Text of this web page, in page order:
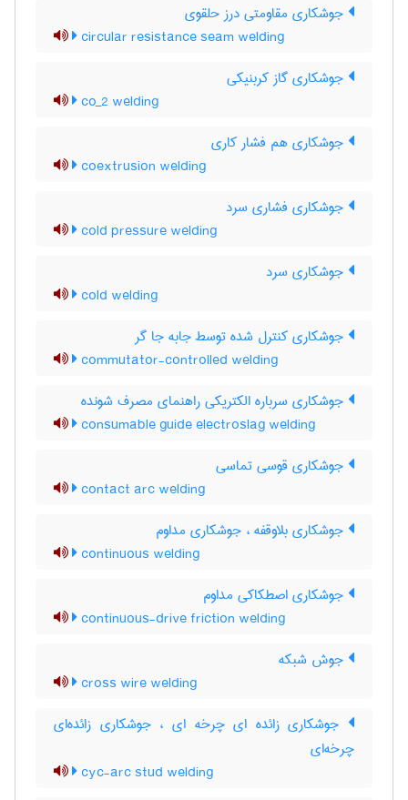
جوشکاری مقاومتی درز حلقوی
circular resistance seam welding
جوشکاری گاز کربنیکی
co_2 welding
جوشکاری هم فشار کاری
coextrusion welding
جوشکاری فشاری سرد
cold pressure welding
جوشکاری سرد
cold welding
جوشکاری کنترل شده توسط جابه جا گر
commutator-controlled welding
جوشکاری سرباره الکتریکی راهنمای مصرف شونده
consumable guide electroslag welding
جوشکاری قوسی تماسی
contact arc welding
جوشکاری بلاوقفه ، جوشکاری مداوم
continuous welding
جوشکاری اصطکاکی مداوم
continuous-drive friction welding
جوش شبکه
cross wire welding
جوشکاری زائده ای چرخه ای ، جوشکاری زائده‌ای
چرخه‌ای
cyc-arc stud welding